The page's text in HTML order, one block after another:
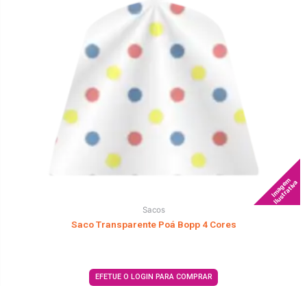
Imagem
Ilustrativa
Sacos
Saco Transparente Poá Bopp 4 Cores
EFETUE O LOGIN PARA COMPRAR